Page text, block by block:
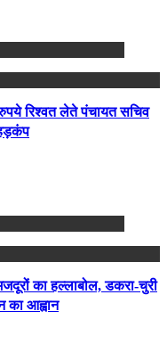
रिश्वत लेते पंचायत सचिव
का हल्लाबोल, डकरा-चुरी
का आह्वान